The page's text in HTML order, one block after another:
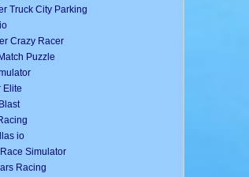
Truck City Parking
Crazy Racer
Puzzle
Elite
io
Simulator
Racing